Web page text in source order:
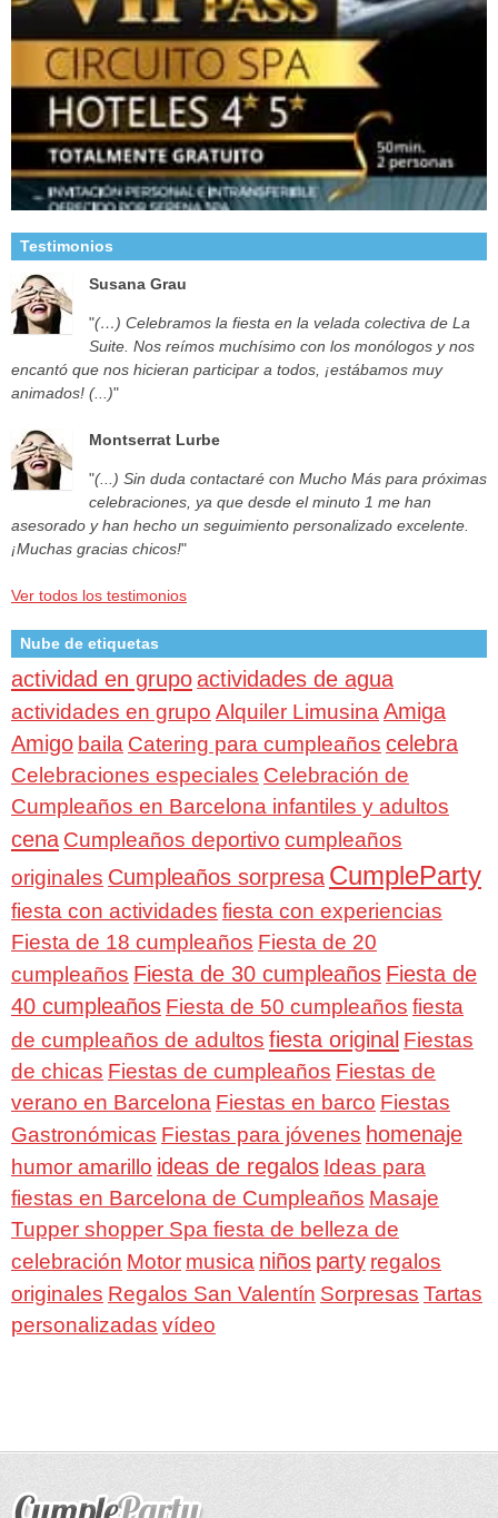
Testimonios
Susana Grau
"(…) Celebramos la fiesta en la velada colectiva de La
Suite. Nos reímos muchísimo con los monólogos y nos
encantó que nos hicieran participar a todos, ¡estábamos muy
animados! (...)"
Montserrat Lurbe
"(...) Sin duda contactaré con Mucho Más para próximas
celebraciones, ya que desde el minuto 1 me han
asesorado y han hecho un seguimiento personalizado excelente.
¡Muchas gracias chicos!"
Ver todos los testimonios
Nube de etiquetas
actividad en grupoactividades de agua
actividades en grupo Alquiler Limusina Amiga
Amigo baila Catering para cumpleaños celebra
Celebraciones especiales Celebración de
Cumpleaños en Barcelona infantiles y adultos
cena Cumpleaños deportivo cumpleaños
originales Cumpleaños sorpresa CumpleParty
fiesta con actividades fiesta con experiencias
Fiesta de 18 cumpleaños Fiesta de 20
cumpleaños Fiesta de 30 cumpleaños Fiesta de
40 cumpleaños Fiesta de 50 cumpleaños fiesta
de cumpleaños de adultos fiesta original Fiestas
de chicas Fiestas de cumpleaños Fiestas de
verano en Barcelona Fiestas en barco Fiestas
Gastronómicas Fiestas para jóvenes homenaje
humor amarillo ideas de regalos Ideas para
fiestas en Barcelona de Cumpleaños Masaje
Tupper shopper Spa fiesta de belleza de
celebración Motor musica niños party regalos
originales Regalos San Valentín Sorpresas Tartas
personalizadas vídeo